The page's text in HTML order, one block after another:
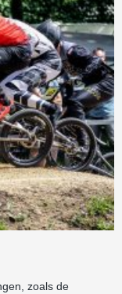
zoals de